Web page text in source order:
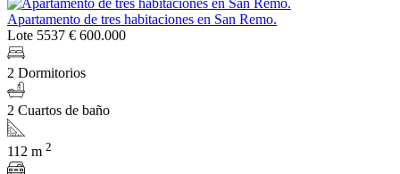
Apartamento de tres habitaciones en San Remo.
Lote 5537 € 600.000
2 Dormitorios
2 Cuartos de baño
112 m 2